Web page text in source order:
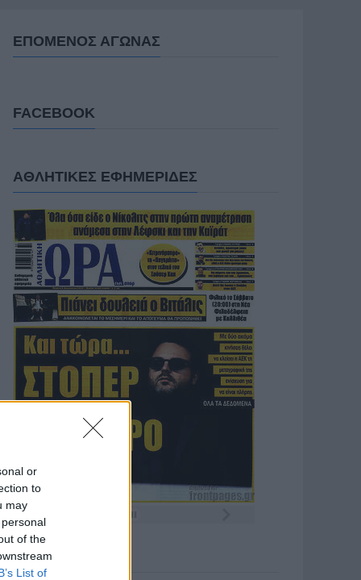
or
to
may
of the
List of
ΕΠΟΜΕΝΟΣ ΑΓΩΝΑΣ
FACEBOOK
ΑΘΛΗΤΙΚΕΣ ΕΦΗΜΕΡΙΔΕΣ
BLOGS